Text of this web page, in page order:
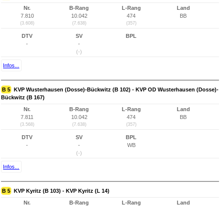
Nr.
7.810
(3.608)
B-Rang
10.042
(7.638)
L-Rang
474
(357)
Land
BB
DTV
-
SV
-
(-)
BPL
Infos...
B 5 KVP Wusterhausen (Dosse)-Bückwitz (B 102) - KVP OD Wusterhausen (Dosse)-
Bückwitz (B 167)
Nr.
7.811
(3.568)
B-Rang
10.042
(7.638)
L-Rang
474
(357)
Land
BB
DTV
-
SV
-
(-)
BPL
WB
Infos...
B 5 KVP Kyritz (B 103) - KVP Kyritz (L 14)
Nr.
B-Rang
L-Rang
Land